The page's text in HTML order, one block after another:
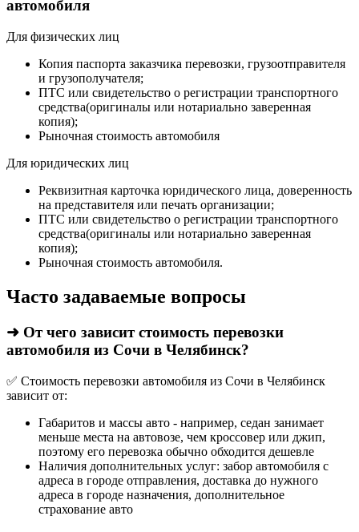
автомобиля
Для физических лиц
Копия паспорта заказчика перевозки, грузоотправителя
и грузополучателя;
ПТС или свидетельство о регистрации транспортного
средства(оригиналы или нотариально заверенная
копия);
Рыночная стоимость автомобиля
Для юридических лиц
Реквизитная карточка юридического лица, доверенность
на представителя или печать организации;
ПТС или свидетельство о регистрации транспортного
средства(оригиналы или нотариально заверенная
копия);
Рыночная стоимость автомобиля.
Часто задаваемые вопросы
➜ От чего зависит стоимость перевозки
автомобиля из Сочи в Челябинск?
✅ Стоимость перевозки автомобиля из Сочи в Челябинск
зависит от:
Габаритов и массы авто - например, седан занимает
меньше места на автовозе, чем кроссовер или джип,
поэтому его перевозка обычно обходится дешевле
Наличия дополнительных услуг: забор автомобиля с
адреса в городе отправления, доставка до нужного
адреса в городе назначения, дополнительное
страхование авто